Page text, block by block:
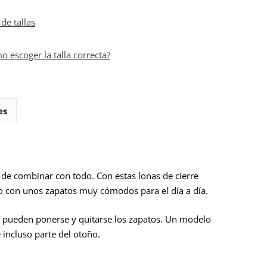
tallas
escoger la talla correcta?
combinar con todo. Con estas lonas de cierre
unos zapatos muy cómodos para el día a día.
ponerse y quitarse los zapatos. Un modelo
parte del otoño.